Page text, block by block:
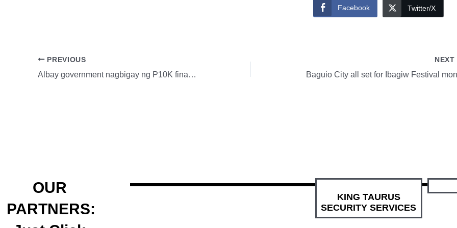
Facebook Twitter/X
PREVIOUS
Albay government nagbigay ng P10K financial assistance sa kaanak ng 7 nasawi ng bagyong Kristine
NEXT
Baguio City all set for Ibagiw Festival
OUR
PARTNERS:
KING TAURUS
SECURITY SERVICES